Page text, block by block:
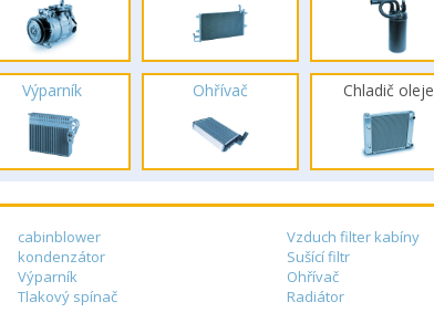
Výparník Ohřívač Chladič oleje
cabinblower Vzduch filter kabíny
kondenzátor
Sušící filtr
Výparník
Ohřívač
Tlakový spínač
Radiátor